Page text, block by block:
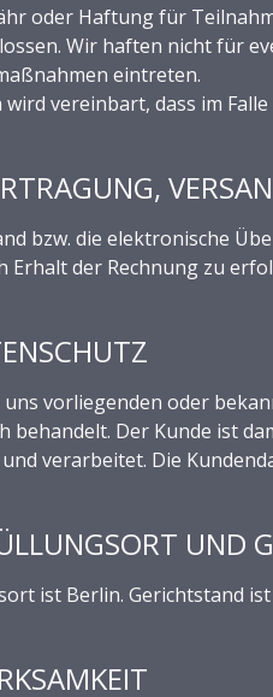
oder Haftung für
Wir haften nicht für
eintreten.
wird vereinbart, dass im
bzw. die elektronische
Erhalt der Rechnung zu
uns vorliegenden oder
behandelt. Der Kunde ist
verarbeitet. Die
UND
ist Berlin. Gerichtstand